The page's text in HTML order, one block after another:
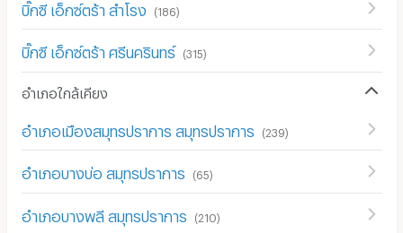
บิ๊กซี เอ็กซ์ตร้า สำโรง (186)
บิ๊กซี เอ็กซ์ตร้า ศรีนครินทร์ (315)
อำเภอใกล้เคียง
อำเภอเมืองสมุทรปราการ สมุทรปราการ (239)
อำเภอบางบ่อ สมุทรปราการ (65)
อำเภอบางพลี สมุทรปราการ (210)